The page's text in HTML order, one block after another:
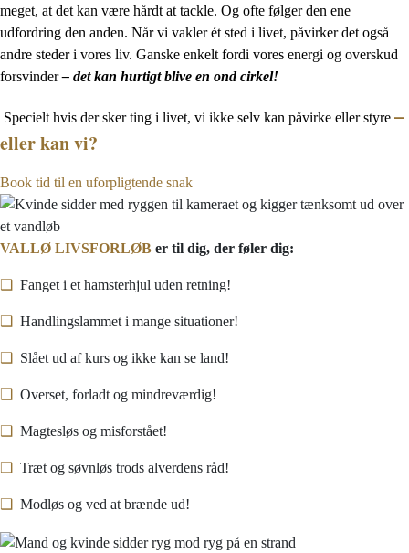
meget, at det kan være hårdt at tackle. Og ofte følger den ene
udfordring den anden. Når vi vakler ét sted i livet, påvirker det også
andre steder i vores liv. Ganske enkelt fordi vores energi og overskud
forsvinder– det kan hurtigt blive en ond cirkel!
Specielt hvis der sker ting i livet, vi ikke selv kan påvirke eller styre –
eller kan vi?
Book tid til en uforpligtende snak
VALLØ LIVSFORLØB er til dig, der føler dig:
❑ Fanget i et hamsterhjul uden retning!
❑ Handlingslammet i mange situationer!
❑ Slået ud af kurs og ikke kan se land!
❑ Overset, forladt og mindreværdig!
❑ Magtesløs og misforstået!
❑ Træt og søvnløs trods alverdens råd!
❑ Modløs og ved at brænde ud!